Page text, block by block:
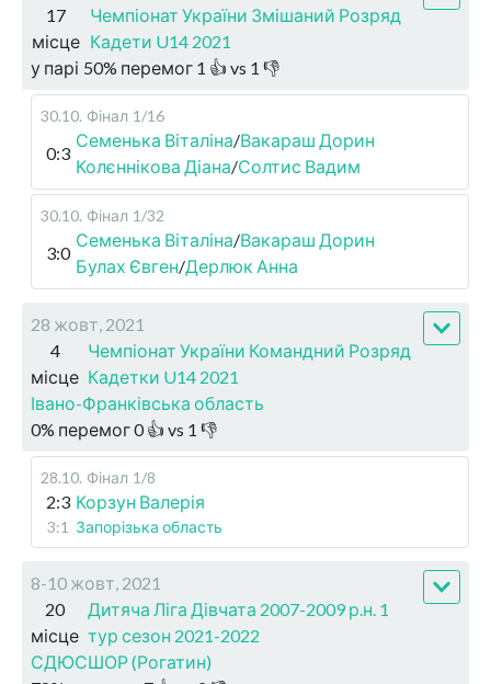
17
місце
Чемпіонат України Змішаний Розряд
Кадети U14 2021
у парі 50% перемог 1 👍 vs 1 👎
30.10. Фінал 1/16
0:3
Семенька Віталіна/Вакараш Дорин
Колєннікова Діана/Солтис Вадим
30.10. Фінал 1/32
3:0
Семенька Віталіна/Вакараш Дорин
Булах Євген/Дерлюк Анна
28 жовт, 2021
4
місце
Чемпіонат України Командний Розряд
Кадетки U14 2021
Івано-Франківська область
0% перемог0👍 vs 1 👎
28.10. Фінал 1/8
2:3 Корзун Валерія
3:1 Запорізька область
8-10 жовт, 2021
20
місце
Дитяча Ліга Дівчата 2007-2009 р.н. 1
тур сезон 2021-2022
СДЮСШОР (Рогатин)